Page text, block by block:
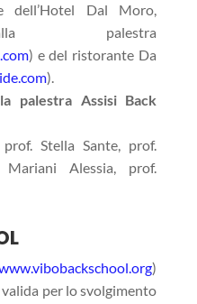
dell’Hotel Dal Moro,
palestra
) e del ristorante Da
).
palestra Assisi Back
Stella Sante, prof.
Mariani Alessia, prof.
)
per lo svolgimento